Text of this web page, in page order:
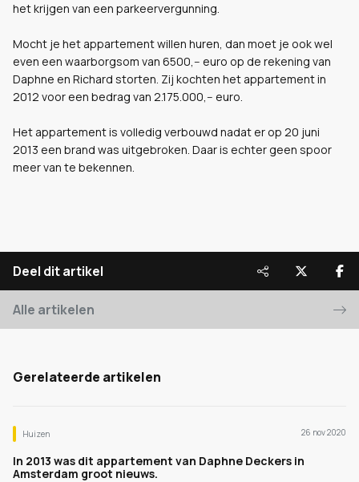
het krijgen van een parkeervergunning.
Mocht je het appartement willen huren, dan moet je ook wel
even een waarborgsom van 6500,-- euro op de rekening van
Daphne en Richard storten. Zij kochten het appartement in
2012 voor een bedrag van 2.175.000,-- euro.
Het appartement is volledig verbouwd nadat er op 20 juni
2013 een brand was uitgebroken. Daar is echter geen spoor
meer van te bekennen.
Deel dit artikel
Alle artikelen
Gerelateerde artikelen
Huizen 26 nov 2020
In 2013 was dit appartement van Daphne Deckers in
Amsterdam groot nieuws.